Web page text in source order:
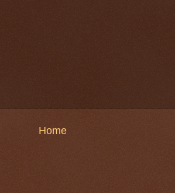
Home